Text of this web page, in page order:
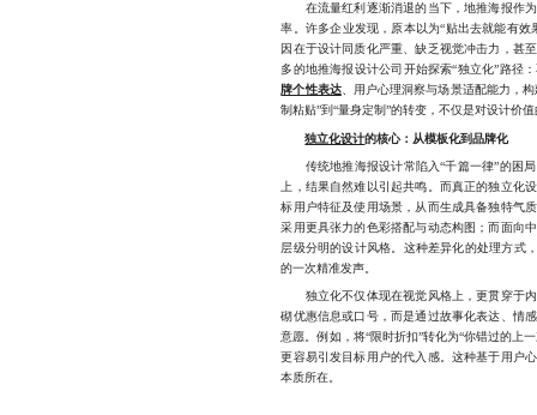
在流量红利逐渐消退的当下，地推海报作为
率。许多企业发现，原本以为“贴出去就能有
因在于设计同质化严重、缺乏视觉冲击力，甚
多的地推海报设计公司开始探索“独立化”路径
牌个性表达、用户心理洞察与场景适配能力，
制粘贴”到“量身定制”的转变，不仅是对设计价
独立化设计的核心：从模板化到品牌化
传统地推海报设计常陷入“千篇一律”的困局
上，结果自然难以引起共鸣。而真正的独立化
标用户特征及使用场景，从而生成具备独特气
采用更具张力的色彩搭配与动态构图；而面向
层级分明的设计风格。这种差异化的处理方式
的一次精准发声。
独立化不仅体现在视觉风格上，更贯穿于内
砌优惠信息或口号，而是通过故事化表达、情
意愿。例如，将“限时折扣”转化为“你错过的上
更容易引发目标用户的代入感。这种基于用户
本质所在。